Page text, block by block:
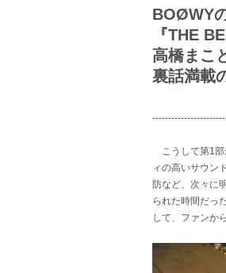
BOØWY
『THE
高橋まこ
裏話満載
こうして第1部
ィの高いサウン
防など、次々に
られた時間だっ
して、ファンか